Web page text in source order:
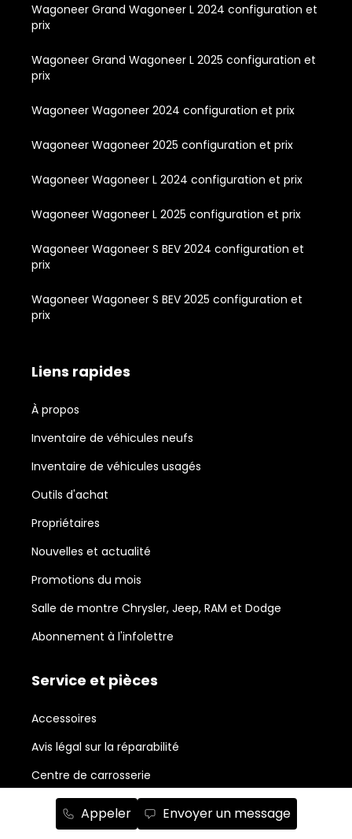
Appeler Envoyer un message
Wagoneer Grand Wagoneer L 2024 configuration et
prix
Wagoneer Grand Wagoneer L 2025 configuration et
prix
Wagoneer Wagoneer 2024 configuration et prix
Wagoneer Wagoneer 2025 configuration et prix
Wagoneer Wagoneer L 2024 configuration et prix
Wagoneer Wagoneer L 2025 configuration et prix
Wagoneer Wagoneer S BEV 2024 configuration et
prix
Wagoneer Wagoneer S BEV 2025 configuration et
prix
Liens rapides
À propos
Inventaire de véhicules neufs
Inventaire de véhicules usagés
Outils d'achat
Propriétaires
Nouvelles et actualité
Promotions du mois
Salle de montre Chrysler, Jeep, RAM et Dodge
Abonnement à l'infolettre
Service et pièces
Accessoires
Avis légal sur la réparabilité
Centre de carrosserie
Commande de pièces
Forfaits esthétiques